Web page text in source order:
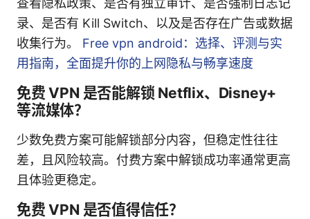
录、是否有 Kill Switch、以及是否存在广告或数据
收集行为。 Free vpn android：选择、评测与实
用指南，全面提升你的上网隐私与畅享速度
免费 VPN 是否能解锁 Netflix、Disney+
等流媒体？
少数免费方案可能解锁部分内容，但稳定性往往
差，且风险较高。付费方案中解锁成功率通常更高
且体验更稳定。
免费 VPN 是否值得信任？